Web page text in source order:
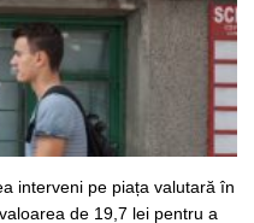
interveni pe piața valutară în
de 19,7 lei pentru a